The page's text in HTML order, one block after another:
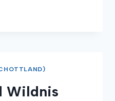
Wildnis